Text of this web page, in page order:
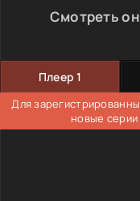
Смотреть
Плеер 1
Для
новые